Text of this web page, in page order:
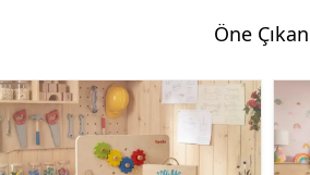
Öne